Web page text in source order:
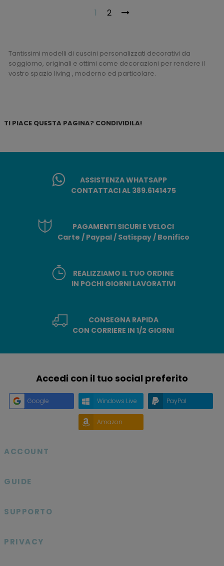
1
2
Tantissimi modelli di cuscini personalizzati decorativi da
soggiorno, originali e ottimi come decorazioni per rendere il
vostro spazio living , moderno ed particolare.
TI PIACE QUESTA PAGINA? CONDIVIDILA!
ASSISTENZA WHATSAPP
CONTATTACI AL 389.6141475
PAGAMENTI SICURI E VELOCI
Carte / Paypal / Satispay / Bonifico
REALIZZIAMO IL TUO ORDINE
IN POCHI GIORNI LAVORATIVI
CONSEGNA RAPIDA
CON CORRIERE IN 1/2 GIORNI
Accedi con il tuo social preferito
Google Windows Live PayPal
Amazon
ACCOUNT
GUIDE
SUPPORTO
PRIVACY